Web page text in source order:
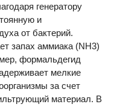
генератору
и
от бактерий.
запах аммиака (NH3)
формальдегид
мелкие
за счет
материал. В